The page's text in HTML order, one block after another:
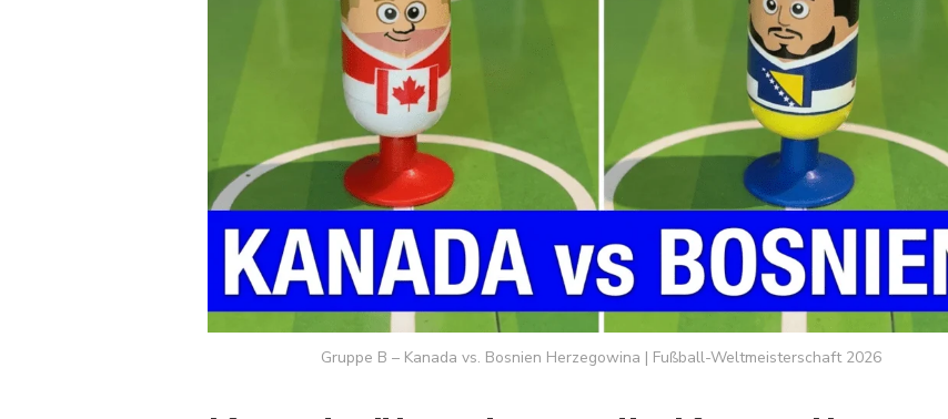
Gruppe B – Kanada vs. Bosnien Herzegowina | Fußball-Weltmeisterschaft 2026